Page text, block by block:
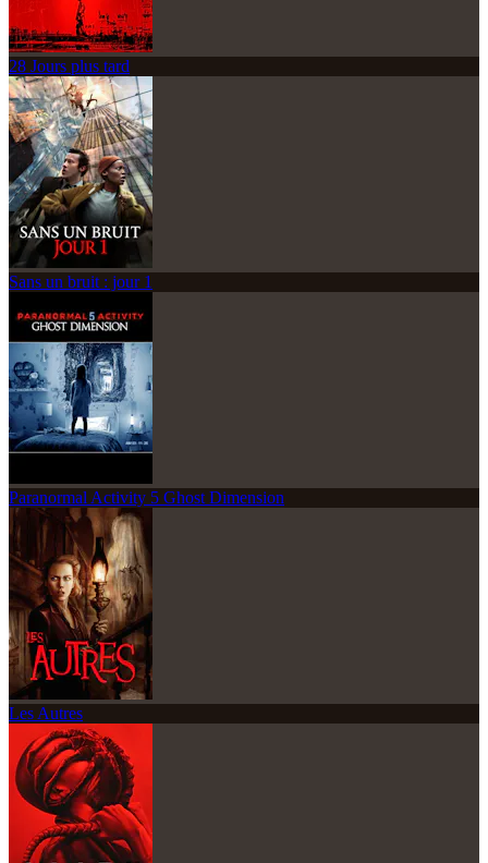
28 Jours plus tard
Sans un bruit : jour 1
Paranormal Activity 5 Ghost Dimension
Les Autres